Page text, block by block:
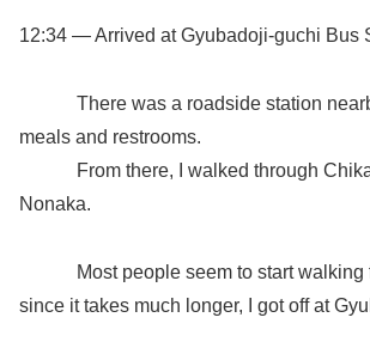
12:34 — Arrived at Gyubadoji-guchi Bus
There was a roadside station
meals and restrooms.
From there, I walked through
Nonaka.
Most people seem to start walking
since it takes much longer, I got off at